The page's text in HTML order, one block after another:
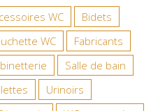
WC
Bidets
WC
Fabricants
Salle de bain
Urinoirs